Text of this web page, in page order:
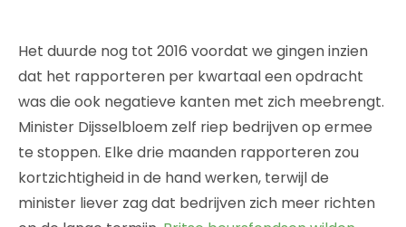
Het duurde nog tot 2016 voordat we gingen inzien
dat het rapporteren per kwartaal een opdracht
was die ook negatieve kanten met zich meebrengt.
Minister Dijsselbloem zelf riep bedrijven op ermee
te stoppen. Elke drie maanden rapporteren zou
kortzichtigheid in de hand werken, terwijl de
minister liever zag dat bedrijven zich meer richten